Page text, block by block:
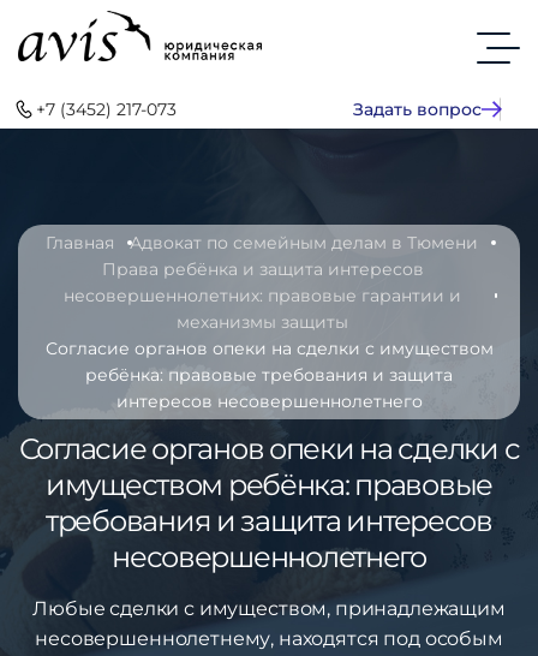
+7 (3452) 217-073 Задать вопрос
Главная
Адвокат по семейным делам в Тюмени
Права ребёнка и защита интересов
несовершеннолетних: правовые гарантии и
механизмы защиты
Согласие органов опеки на сделки с имуществом
ребёнка: правовые требования и защита
интересов несовершеннолетнего
Согласие органов опеки на сделки с
имуществом ребёнка: правовые
требования и защита интересов
несовершеннолетнего
Любые сделки с имуществом, принадлежащим
несовершеннолетнему, находятся под особым